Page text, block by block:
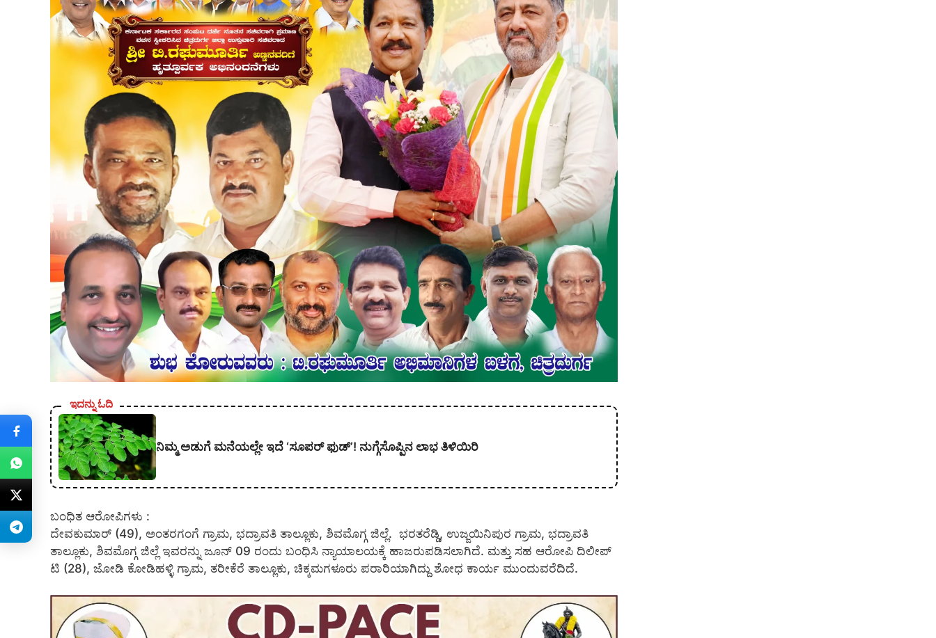
ಇದನ್ನು ಓದಿ
ನಿಮ್ಮ ಅಡುಗೆ ಮನೆಯಲ್ಲೇ ಇದೆ ‘ಸೂಪರ್ ಫುಡ್’! ನುಗ್ಗೆಸೊಪ್ಪಿನ ಲಾಭ ತಿಳಿಯಿರಿ
ಬಂಧಿತ ಆರೋಪಿಗಳು :
ದೇವಕುಮಾರ್ (49), ಅಂತರಗಂಗೆ ಗ್ರಾಮ, ಭದ್ರಾವತಿ ತಾಲ್ಲೂಕು, ಶಿವಮೊಗ್ಗ ಜಿಲ್ಲೆ. ಭರತರೆಡ್ಡಿ, ಉಜ್ಜಯಿನಿಪುರ ಗ್ರಾಮ, ಭದ್ರಾವತಿ
ತಾಲ್ಲೂಕು, ಶಿವಮೊಗ್ಗ ಜಿಲ್ಲೆ ಇವರನ್ನು ಜೂನ್ 09 ರಂದು ಬಂಧಿಸಿ ನ್ಯಾಯಾಲಯಕ್ಕೆ ಹಾಜರುಪಡಿಸಲಾಗಿದೆ. ಮತ್ತು ಸಹ ಆರೋಪಿ ದಿಲೀಪ್
ಟಿ (28), ಜೋಡಿ ಕೋಡಿಹಳ್ಳಿ ಗ್ರಾಮ, ತರೀಕೆರೆ ತಾಲ್ಲೂಕು, ಚಿಕ್ಕಮಗಳೂರು ಪರಾರಿಯಾಗಿದ್ದು ಶೋಧ ಕಾರ್ಯ ಮುಂದುವರೆದಿದೆ.